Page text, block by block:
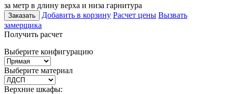
за метр в длину верха и низа гарнитура
Заказать Добавить в корзину Расчет цены Вызвать
замерщика
Получить расчет
Выберите конфигурацию
Выберите материал
Верхние шкафы: